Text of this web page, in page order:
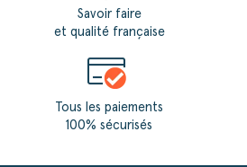
Savoir faire
et qualité française
Tous les paiements
100% sécurisés